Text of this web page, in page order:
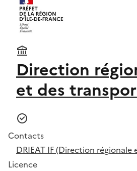
Direction
et des
Contacts
DRIEAT IF (Direction
Licence